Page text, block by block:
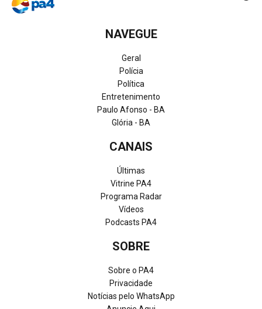
NAVEGUE
Geral
Polícia
Política
Entretenimento
Paulo Afonso - BA
Glória - BA
CANAIS
Últimas
Vitrine PA4
Programa Radar
Vídeos
Podcasts PA4
SOBRE
Sobre o PA4
Privacidade
Notícias pelo WhatsApp